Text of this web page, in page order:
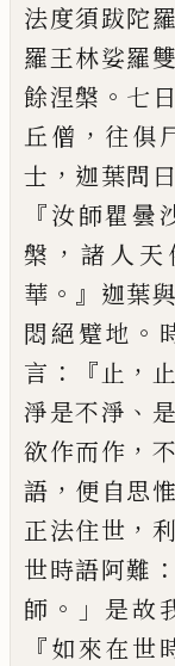
法度須跋陀羅
羅王林娑羅
餘涅槃 。 七
丘僧 ， 往俱
士 ， 迦葉問曰
『汝師瞿曇
槃 ，諸人 天
華 。』 迦葉與
悶絕躄地 。
言 ：『 止 ， 止
淨是不淨 、
欲作而作 ，
語 ， 便自思惟
正法住世 ，
世時語阿難
師 。」 是故
『如來在世